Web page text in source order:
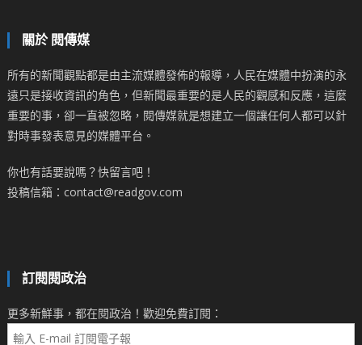
關於 閱傳媒
所有的新聞觀點都是由主流媒體發佈的報導，人民在媒體中扮演的永
遠只是接收資訊的角色，但新聞最重要的是人民的觀感和反應，這麼
重要的事，卻一直被忽略，閱傳媒就是想建立一個讓任何人都可以針
對時事發表意見的媒體平台。
你也有話要說嗎？快留言吧！
投稿信箱：contact@readgov.com
訂閱閱政治
更多新鮮事，都在閱政治！歡迎免費訂閱：